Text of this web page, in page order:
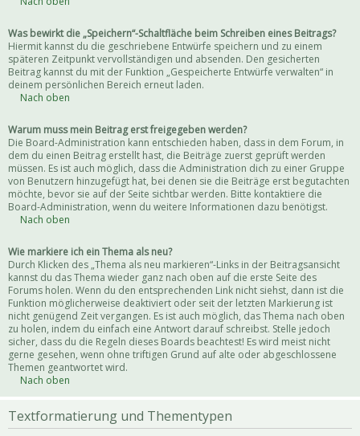
Was bewirkt die „Speichern“-Schaltfläche beim Schreiben eines Beitrags?
Hiermit kannst du die geschriebene Entwürfe speichern und zu einem
späteren Zeitpunkt vervollständigen und absenden. Den gesicherten
Beitrag kannst du mit der Funktion „Gespeicherte Entwürfe verwalten“ in
deinem persönlichen Bereich erneut laden.
Nach oben
Warum muss mein Beitrag erst freigegeben werden?
Die Board-Administration kann entschieden haben, dass in dem Forum, in
dem du einen Beitrag erstellt hast, die Beiträge zuerst geprüft werden
müssen. Es ist auch möglich, dass die Administration dich zu einer Gruppe
von Benutzern hinzugefügt hat, bei denen sie die Beiträge erst begutachten
möchte, bevor sie auf der Seite sichtbar werden. Bitte kontaktiere die
Board-Administration, wenn du weitere Informationen dazu benötigst.
Nach oben
Wie markiere ich ein Thema als neu?
Durch Klicken des „Thema als neu markieren“-Links in der Beitragsansicht
kannst du das Thema wieder ganz nach oben auf die erste Seite des
Forums holen. Wenn du den entsprechenden Link nicht siehst, dann ist die
Funktion möglicherweise deaktiviert oder seit der letzten Markierung ist
nicht genügend Zeit vergangen. Es ist auch möglich, das Thema nach oben
zu holen, indem du einfach eine Antwort darauf schreibst. Stelle jedoch
sicher, dass du die Regeln dieses Boards beachtest! Es wird meist nicht
gerne gesehen, wenn ohne triftigen Grund auf alte oder abgeschlossene
Themen geantwortet wird.
Nach oben
Textformatierung und Thementypen